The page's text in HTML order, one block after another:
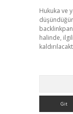
Hukuka ve
halinde,